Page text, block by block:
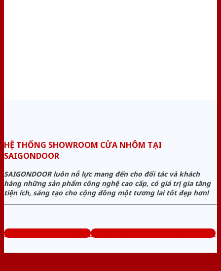
HỆ THỐNG SHOWROOM CỬA NHÔM TẠI
SAIGONDOOR
SAIGONDOOR luôn nỗ lực mang đến cho đối tác và khách
hàng những sản phẩm công nghệ cao cấp, có giá trị gia tăng
tiện ích, sáng tạo cho cộng đồng một tương lai tốt đẹp hơn!
www.baogiacuanhom.com Tổng đài tư vấn miễn phí: 0824.400.400